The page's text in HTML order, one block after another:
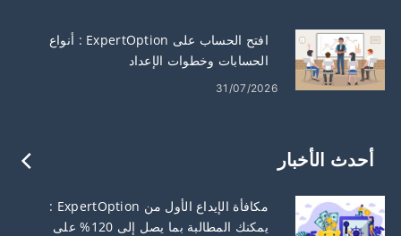
افتح الحساب على ExpertOption : أنواع
الحسابات وخطوات الإعداد
31/07/2026
أحدث الأخبار
مكافأة الإيداع الأول من ExpertOption :
يمكنك المطالبة بما يصل إلى 120% على